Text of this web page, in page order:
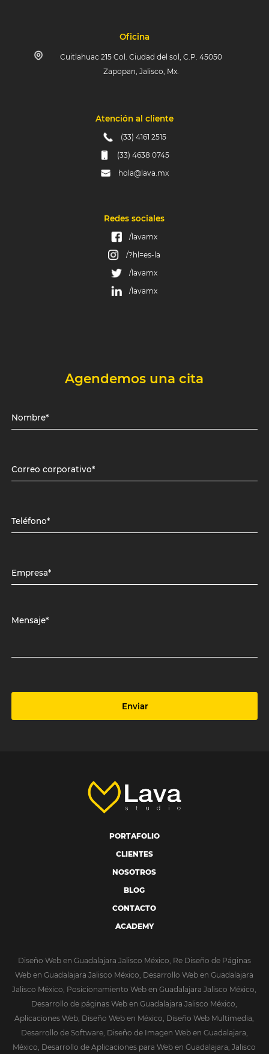
Oficina
Cuitlahuac 215 Col. Ciudad del sol, C.P. 45050
Zapopan, Jalisco, Mx.
Atención al cliente
(33) 4161 2515
(33) 4638 0745
hola@lava.mx
Redes sociales
/lavamx
/?hl=es-la
/lavamx
/lavamx
Agendemos una cita
Nombre*
Correo corporativo*
Teléfono*
Empresa*
Mensaje*
Enviar
PORTAFOLIO
CLIENTES
NOSOTROS
BLOG
CONTACTO
ACADEMY
Diseño Web en Guadalajara Jalisco México, Re Diseño de Páginas
Web en Guadalajara Jalisco México, Desarrollo Web en Guadalajara
Jalisco México, Posicionamiento Web en Guadalajara Jalisco México,
Desarrollo de páginas Web en Guadalajara Jalisco México,
Aplicaciones Web, Diseño Web en México, Diseño Web Multimedia,
Desarrollo de Software, Diseño de Imagen Web en Guadalajara,
México, Desarrollo de Aplicaciones para Web en Guadalajara, Jalisco